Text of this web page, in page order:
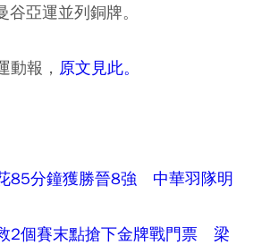
亞運並列銅牌。
報， 原文見此。
85分鐘獲勝晉8強 中華羽隊明
2個賽末點搶下金牌戰門票 梁